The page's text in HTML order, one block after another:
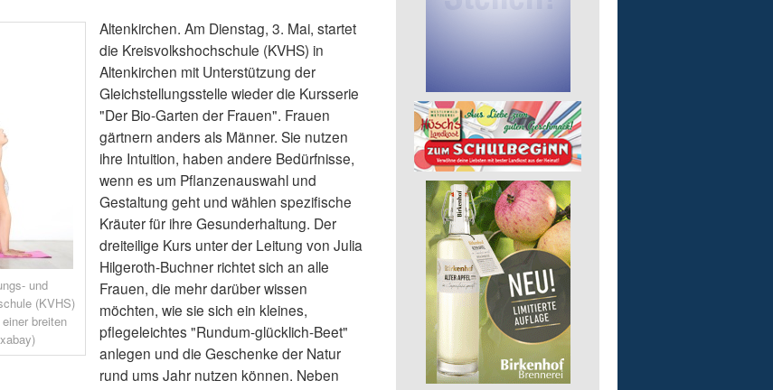
und
(KVHS)
breiten
Altenkirchen. Am Dienstag, 3. Mai, startet
die Kreisvolkshochschule (KVHS) in
Altenkirchen mit Unterstützung der
Gleichstellungsstelle wieder die Kursserie
"Der Bio-Garten der Frauen". Frauen
gärtnern anders als Männer. Sie nutzen
ihre Intuition, haben andere Bedürfnisse,
wenn es um Pflanzenauswahl und
Gestaltung geht und wählen spezifische
Kräuter für ihre Gesunderhaltung. Der
dreiteilige Kurs unter der Leitung von Julia
Hilgeroth-Buchner richtet sich an alle
Frauen, die mehr darüber wissen
möchten, wie sie sich ein kleines,
pflegeleichtes "Rundum-glücklich-Beet"
anlegen und die Geschenke der Natur
rund ums Jahr nutzen können. Neben